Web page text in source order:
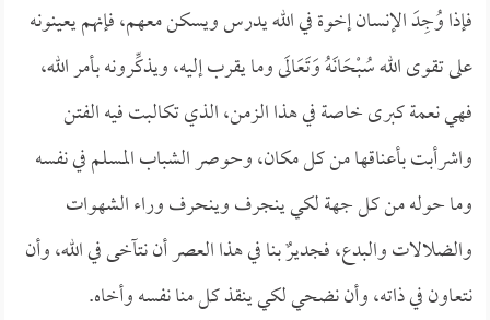
فإذا وُجِدَ الإنسان إخوة في الله يدرس ويسكن معهم، فإنهم يعينونه
على تقوى الله سُبْحَانَهُ وَتَعَالَى وما يقرب إليه، ويذكِّرونه بأمر الله،
فهي نعمة كبرى خاصة في هذا الزمن، الذي تكالبت فيه الفتن
واشرأبت بأعناقها من كل مكان، وحوصر الشباب المسلم في نفسه
وما حوله من كل جهة لكي ينجرف وينحرف وراء الشهوات
والضلالات والبدع، فجديرٌ بنا في هذا العصر أن نتآخى في الله، وأن
نتعاون في ذاته، وأن نضحي لكي ينقذ كل منا نفسه وأخاه.